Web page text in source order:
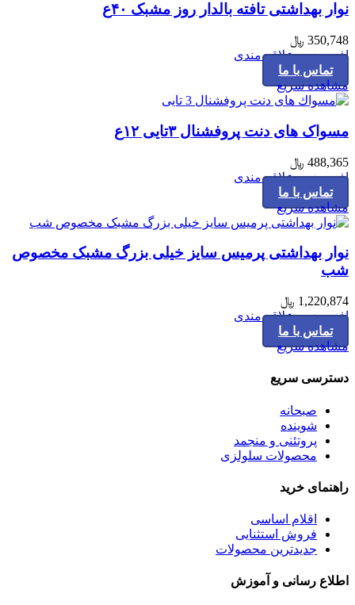
نوار بهداشتی تافته بالدار روز مشبک ۴۰ع
350,748 ﷼
افزودن به علاقه مندی
تماس با ما
مشاهده سریع
مسواک های دنت پروفشنال ۳تایی ۱۲ع
488,365 ﷼
افزودن به علاقه مندی
تماس با ما
مشاهده سریع
نوار بهداشتی پرمیس سایز خیلی بزرگ مشبک مخصوص
شب
1,220,874 ﷼
افزودن به علاقه مندی
تماس با ما
مشاهده سریع
دسترسی سریع
صبحانه
شوینده
پروتئنی و منجمد
محصولات سلولزی
راهنمای خرید
اقلام اساسی
فروش استثنایی
جدیدترین محصولات
اطلاع رسانی و آموزش